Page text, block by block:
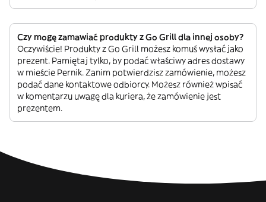
Czy mogę zamawiać produkty z Go Grill dla innej osoby?
Oczywiście! Produkty z Go Grill możesz komuś wysłać jako
prezent. Pamiętaj tylko, by podać właściwy adres dostawy
w mieście Pernik. Zanim potwierdzisz zamówienie, możesz
podać dane kontaktowe odbiorcy. Możesz również wpisać
w komentarzu uwagę dla kuriera, że zamówienie jest
prezentem.